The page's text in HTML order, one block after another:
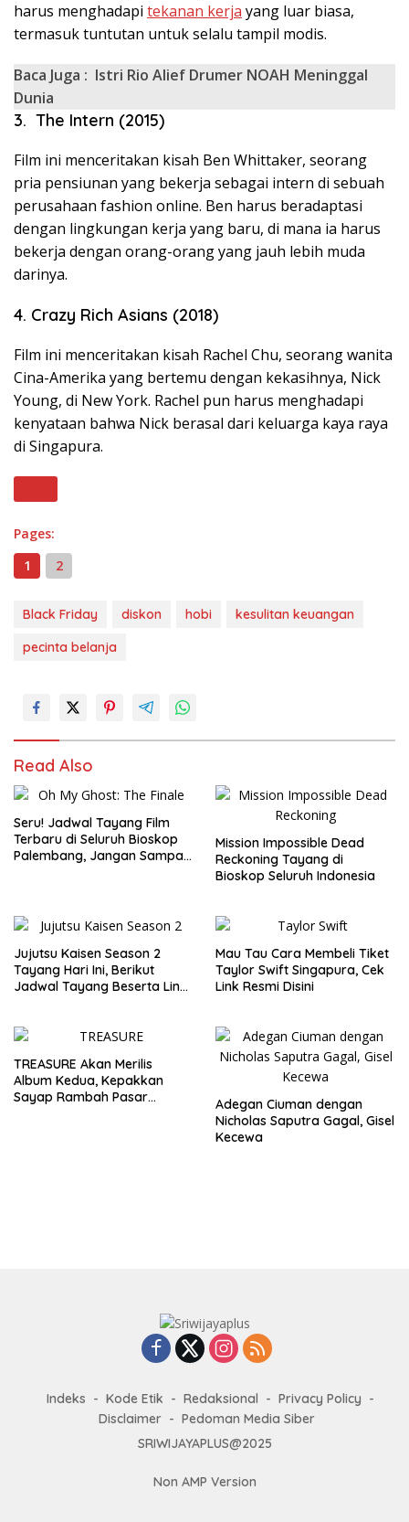
harus menghadapi tekanan kerja yang luar biasa,
termasuk tuntutan untuk selalu tampil modis.
Baca Juga : Istri Rio Alief Drumer NOAH Meninggal
Dunia
3. The Intern (2015)
Film ini menceritakan kisah Ben Whittaker, seorang
pria pensiunan yang bekerja sebagai intern di sebuah
perusahaan fashion online. Ben harus beradaptasi
dengan lingkungan kerja yang baru, di mana ia harus
bekerja dengan orang-orang yang jauh lebih muda
darinya.
4. Crazy Rich Asians (2018)
Film ini menceritakan kisah Rachel Chu, seorang wanita
Cina-Amerika yang bertemu dengan kekasihnya, Nick
Young, di New York. Rachel pun harus menghadapi
kenyataan bahwa Nick berasal dari keluarga kaya raya
di Singapura.
Pages:
1
2
Black Friday diskon hobi
kesulitan keuangan
pecinta belanja
Read Also
Seru! Jadwal Tayang Film
Terbaru di Seluruh Bioskop
Palembang, Jangan Sampai
Mission Impossible Dead
Reckoning Tayang di
Bioskop Seluruh Indonesia
Jujutsu Kaisen Season 2
Tayang Hari Ini, Berikut
Jadwal Tayang Beserta Link
Mau Tau Cara Membeli Tiket
Taylor Swift Singapura, Cek
Link Resmi Disini
TREASURE Akan Merilis
Album Kedua, Kepakkan
Sayap Rambah Pasar
Adegan Ciuman dengan
Nicholas Saputra Gagal, Gisel
Kecewa
Indeks Kode Etik Redaksional
Privacy Policy
Disclaimer
Pedoman Media Siber
SRIWIJAYAPLUS@2025
Non AMP Version